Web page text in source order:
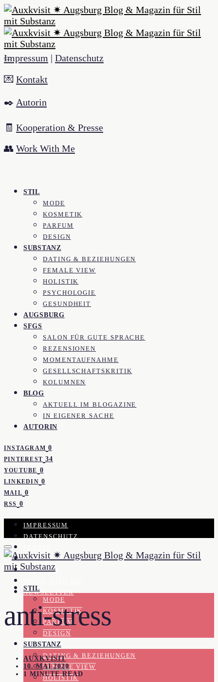
Impressum | Datenschutz
💌 Kontakt
✒️ Autorin
🧾 Kooperation & Presse
👥 Work With Me
STIL
MODE
KOSMETIK
PARFUM
DESIGN
SUBSTANZ
DATING & BEZIEHUNGEN
FEMALE VIEW
HOLISTIK
PSYCHOLOGIE
GESUNDHEIT
AUGSBURG
SFGS
SALON FÜR GUTE SPRACHE
REZENSIONEN
MOMENTAUFNAHME
GESELLSCHAFTSKRITIK
KOLUMNEN
BLOG
AKTUELL IM BLOGAZINE
IN EIGENER SACHE
AUTORIN
INSTAGRAM 0
PINTEREST 34
YOUTUBE 0
LINKEDIN 0
MAIL 0
RSS 0
IMPRESSUM
DATENSCHUTZ
KOOPERATION
KONTAKT
NEWSLETTER
STIL
MODE
KOSMETIK
PARFUM
DESIGN
SUBSTANZ
DATING & BEZIEHUNGEN
FEMALE VIEW
HOLISTIK
anti-stress
AUXKVISIT
10. MAI 2020
1 MINUTE READ